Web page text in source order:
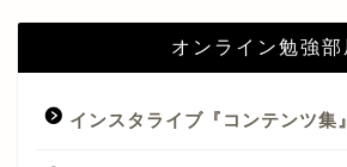
オンライン勉強部
インスタライブ『コンテンツ集』